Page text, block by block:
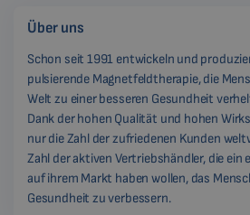
Über uns
Schon seit 1991 entwickeln und
pulsierende Magnetfeldtherapie, die
Welt zu einer besseren Gesundheit
Dank der hohen Qualität und hohen
nur die Zahl der zufriedenen Kunden
Zahl der aktiven Vertriebshändler, die ein
auf ihrem Markt haben wollen, das
Gesundheit zu verbessern.